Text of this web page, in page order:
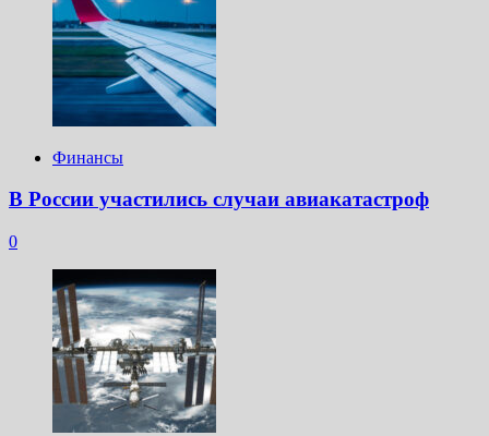
Финансы
В России участились случаи авиакатастроф
0